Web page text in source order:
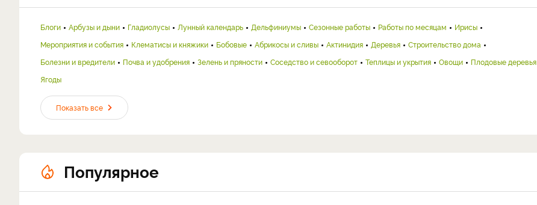
Блоги Арбузы и дыни Гладиолусы Лунный календарь Дельфиниумы Сезонные работы Работы по месяцам
Ирисы
Мероприятия и события
Клематисы и княжики Бобовые Абрикосы и сливы Актинидия Деревья
Строительство дома
Болезни и вредители
Почва и удобрения Зелень и пряности Соседство и севооборот Теплицы и укрытия Овощи
Плодовые деревья
Ягоды
Показать все
Популярное